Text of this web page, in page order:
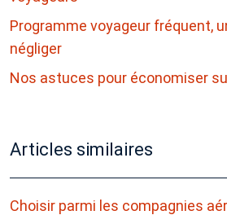
Programme voyageur fréquent,
négliger
Nos astuces pour économiser
Articles similaires
Choisir parmi les compagnies